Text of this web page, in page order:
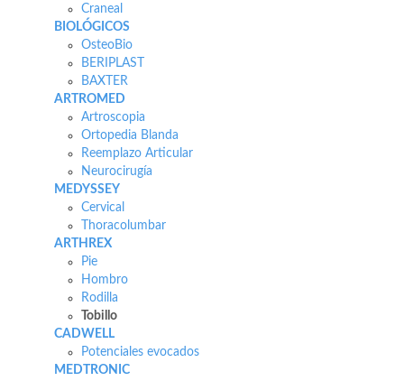
Craneal
BIOLÓGICOS
OsteoBio
BERIPLAST
BAXTER
ARTROMED
Artroscopia
Ortopedia Blanda
Reemplazo Articular
Neurocirugía
MEDYSSEY
Cervical
Thoracolumbar
ARTHREX
Pie
Hombro
Rodilla
Tobillo
CADWELL
Potenciales evocados
MEDTRONIC